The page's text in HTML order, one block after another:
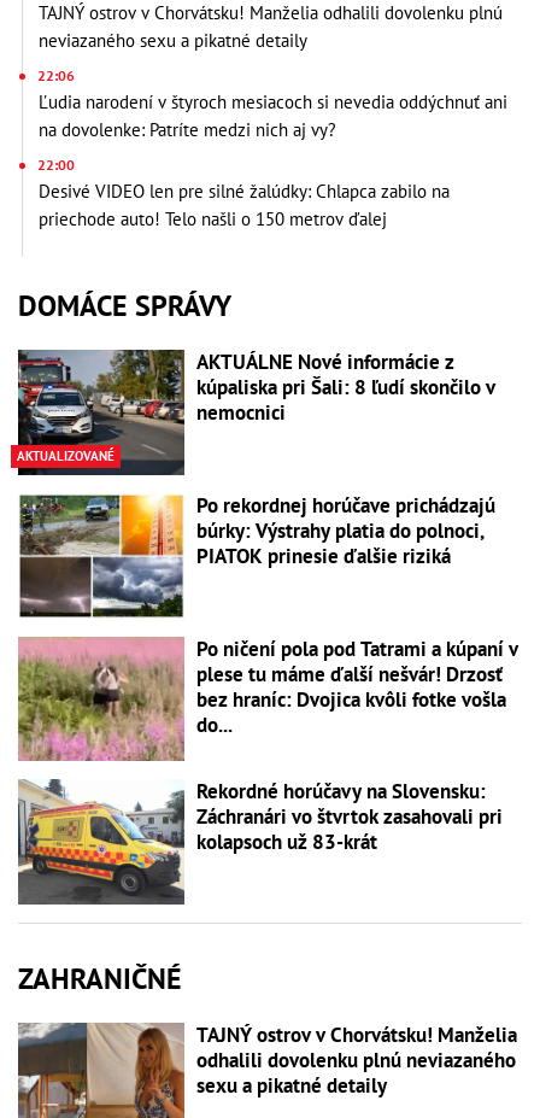
TAJNÝ ostrov v Chorvátsku! Manželia odhalili dovolenku plnú
neviazaného sexu a pikatné detaily
22:06
Ľudia narodení v štyroch mesiacoch si nevedia oddýchnuť ani
na dovolenke: Patríte medzi nich aj vy?
22:00
Desivé VIDEO len pre silné žalúdky: Chlapca zabilo na
priechode auto! Telo našli o 150 metrov ďalej
DOMÁCE SPRÁVY
AKTUALIZOVANÉ
AKTUÁLNE Nové informácie z
kúpaliska pri Šali: 8 ľudí skončilo v
nemocnici
Po rekordnej horúčave prichádzajú
búrky: Výstrahy platia do polnoci,
PIATOK prinesie ďalšie riziká
Po ničení pola pod Tatrami a kúpaní v
plese tu máme ďalší nešvár! Drzosť
bez hraníc: Dvojica kvôli fotke vošla
do...
Rekordné horúčavy na Slovensku:
Záchranári vo štvrtok zasahovali pri
kolapsoch už 83-krát
ZAHRANIČNÉ
TAJNÝ ostrov v Chorvátsku! Manželia
odhalili dovolenku plnú neviazaného
sexu a pikatné detaily